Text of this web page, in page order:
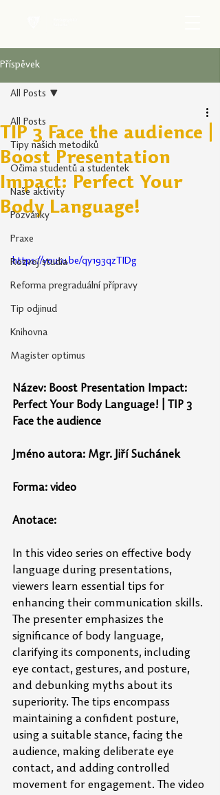
Příspěvek
All Posts
Tipy našich metodiků
Očima studentů a studentek
Naše aktivity
Pozvánky
Praxe
Rozvoj studia
Reforma pregraduální přípravy
Tip odjinud
Knihovna
Magister optimus
All Posts
TIP 3 Face the audience |
Boost Presentation
Impact: Perfect Your
Body Language!
https://youtu.be/qy193qzTIDg
Název: Boost Presentation Impact:
Perfect Your Body Language! | TIP 3
Face the audience
Jméno autora: Mgr. Jiří Suchánek
Forma: video
Anotace:
In this video series on effective body
language during presentations,
viewers learn essential tips for
enhancing their communication skills.
The presenter emphasizes the
significance of body language,
clarifying its components, including
eye contact, gestures, and posture,
and debunking myths about its
superiority. The tips encompass
maintaining a confident posture,
using a suitable stance, facing the
audience, making deliberate eye
contact, and adding controlled
movement for engagement. The video